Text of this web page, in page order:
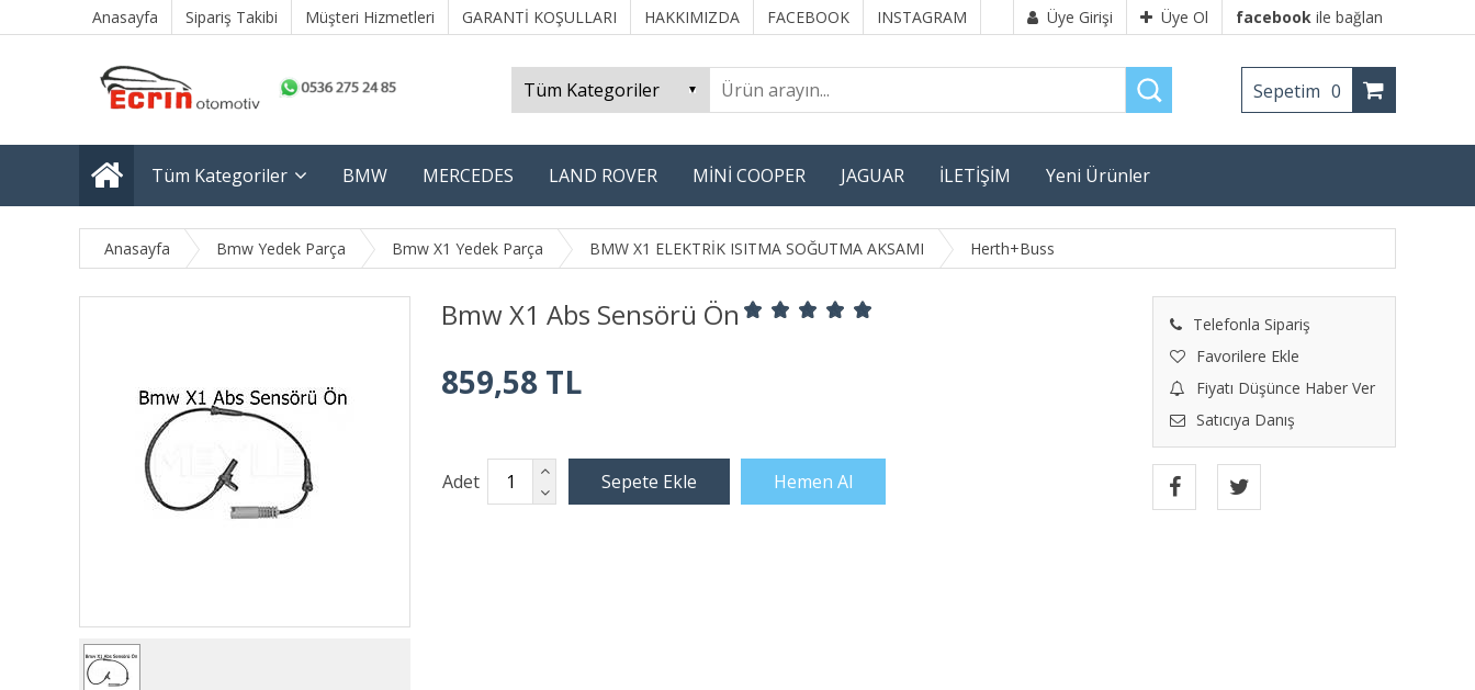
Anasayfa Sipariş Takibi Müşteri Hizmetleri GARANTİ KOŞULLARI HAKKIMIZDA FACEBOOK INSTAGRAM Üye Girişi Üye Ol facebook ile bağlan
Sepetim 0
Tüm Kategoriler BMW MERCEDES LAND ROVER MİNİ COOPER JAGUAR İLETİŞİM Yeni Ürünler
Anasayfa Bmw Yedek Parça Bmw X1 Yedek Parça BMW X1 ELEKTRİK ISITMA SOĞUTMA AKSAMI Herth+Buss
Bmw X1 Abs Sensörü Ön
Telefonla Sipariş
Favorilere Ekle
Fiyatı Düşünce Haber Ver
Satıcıya Danış
859,58 TL
Adet